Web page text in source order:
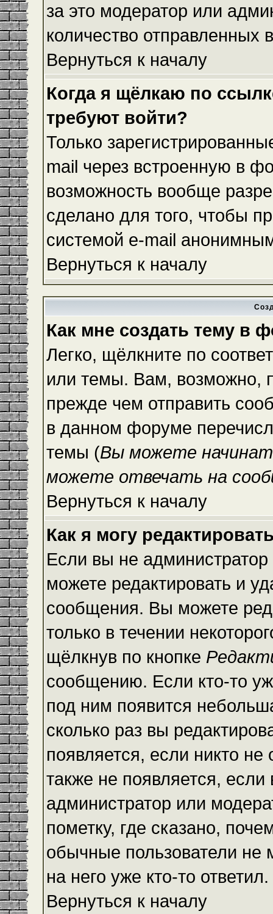
за это модератор или
количество
Вернуться к началу
Когда я щёлкаю по
требуют войти?
Только
mail через встроенную в
возможность вообще
сделано для того, чтобы
системой e-mail
Вернуться к началу
Как мне создать тему в
Легко, щёлкните по
или темы. Вам, возможно,
прежде чем отправить
в данном форуме
темы (Вы можете
можете отвечать на
Вернуться к началу
Как я могу
Если вы не
можете редактировать и
сообщения. Вы можете
только в течении
щёлкнув по кнопке
сообщению. Если кто-то
под ним появится
сколько раз вы
появляется, если никто
также не появляется,
администратор или
пометку, где сказано,
обычные пользователи не
на него уже кто-то ответил.
Вернуться к началу